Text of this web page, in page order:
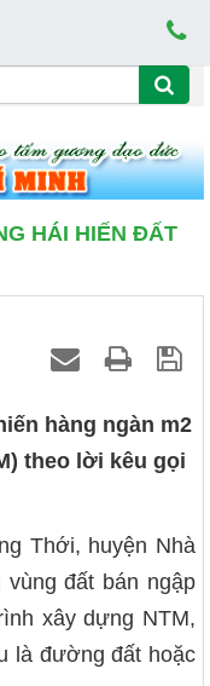
TẬP VÀ LÀM THEO
HÁI HIẾN ĐẤT
hàng ngàn m2
theo lời kêu gọi
Thới, huyện Nhà
đất bán ngập
xây dựng NTM,
là đường đất hoặc